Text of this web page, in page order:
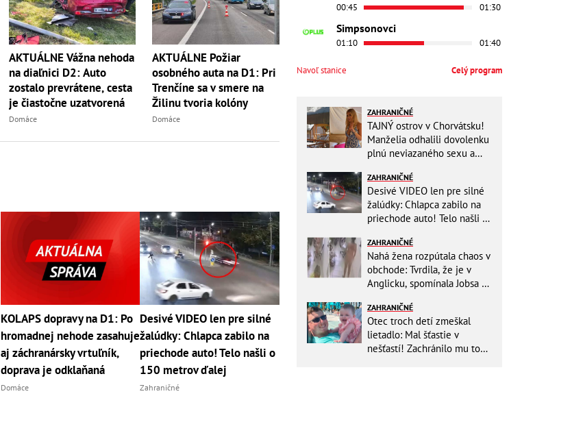
AKTUÁLNE Vážna nehoda
na diaľnici D2: Auto
zostalo prevrátene, cesta
je čiastočne uzatvorená
Domáce
AKTUÁLNE Požiar
osobného auta na D1: Pri
Trenčíne sa v smere na
Žilinu tvoria kolóny
Domáce
KOLAPS dopravy na D1: Po
hromadnej nehode zasahuje
aj záchranársky vrtuľník,
doprava je odklaňaná
Domáce
Desivé VIDEO len pre silné
žalúdky: Chlapca zabilo na
priechode auto! Telo našli o
150 metrov ďalej
Zahraničné
00:45 01:30
Simpsonovci
01:10 01:40
Navoľ stanice Celý program
ZAHRANIČNÉ
TAJNÝ ostrov v Chorvátsku!
Manželia odhalili dovolenku
plnú neviazaného sexu a
ZAHRANIČNÉ
Desivé VIDEO len pre silné
žalúdky: Chlapca zabilo na
priechode auto! Telo našli o
ZAHRANIČNÉ
Nahá žena rozpútala chaos v
obchode: Tvrdila, že je v
Anglicku, spomínala Jobsa aj
ZAHRANIČNÉ
Otec troch detí zmeškal
lietadlo: Mal šťastie v
nešťastí! Zachránilo mu to